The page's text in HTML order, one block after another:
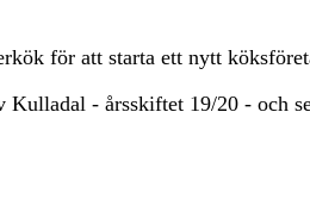
för att starta ett nytt
- årsskiftet 19/20 - och